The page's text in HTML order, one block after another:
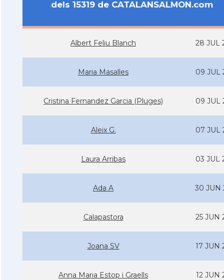
dels 15319 de CATALANSALMON.com
Albert Feliu Blanch 28 JUL
Maria Masalles 09 JUL
Cristina Fernandez Garcia (Pluges) 09 JUL
Aleix G. 07 JUL
Laura Arribas 03 JUL
Ada A 30 JUN
Calapastora 25 JUN
Joana SV 17 JUN
Anna Maria Estop i Graells 12 JUN